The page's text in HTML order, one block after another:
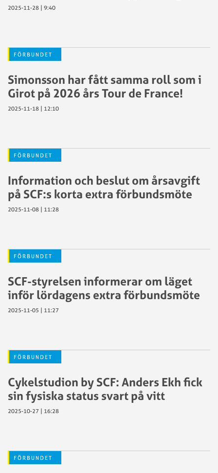
2025-11-28 | 9:40
FÖRBUNDET
Simonsson har fått samma roll som i
Girot på 2026 års Tour de France!
2025-11-18 | 12:10
FÖRBUNDET
Information och beslut om årsavgift
på SCF:s korta extra förbundsmöte
2025-11-08 | 11:28
FÖRBUNDET
SCF-styrelsen informerar om läget
inför lördagens extra förbundsmöte
2025-11-05 | 11:27
FÖRBUNDET
Cykelstudion by SCF: Anders Ekh fick
sin fysiska status svart på vitt
2025-10-27 | 16:28
FÖRBUNDET